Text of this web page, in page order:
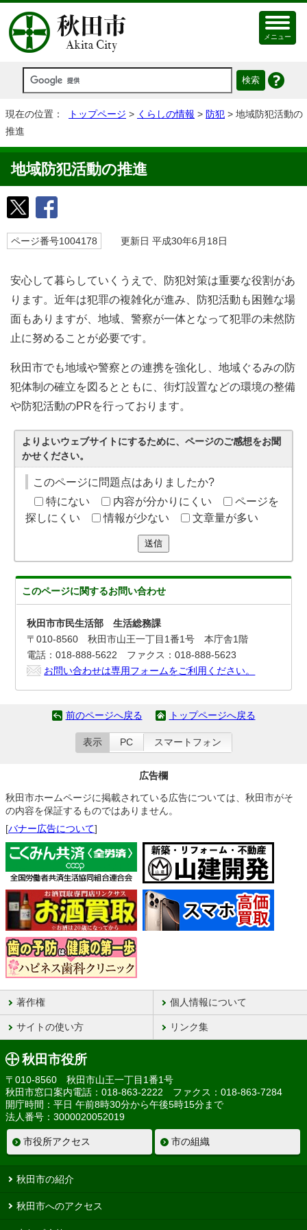
メニュー
現在の位置： トップページ > くらしの情報 > 防犯 > 地域防犯活動の
推進
地域防犯活動の推進
ページ番号1004178 更新日 平成30年6月18日
安心して暮らしていくうえで、防犯対策は重要な役割があ
ります。近年は犯罪の複雑化が進み、防犯活動も困難な場
面もありますが、地域、警察が一体となって犯罪の未然防
止に努めることが必要です。
秋田市でも地域や警察との連携を強化し、地域ぐるみの防
犯体制の確立を図るとともに、街灯設置などの環境の整備
や防犯活動のPRを行っております。
よりよいウェブサイトにするために、ページのご感想をお聞
かせください。
このページに問題点はありましたか?
特にない
内容が分かりにくい
ページを
探しにくい
情報が少ない 文章量が多い
送信
このページに関するお問い合わせ
秋田市市民生活部 生活総務課
〒010-8560 秋田市山王一丁目1番1号 本庁舎1階
電話：018-888-5622 ファクス：018-888-5623
お問い合わせは専用フォームをご利用ください。
前のページへ戻る トップページへ戻る
表示 PC スマートフォン
広告欄
秋田市ホームページに掲載されている広告については、秋田市がそ
の内容を保証するものではありません。
[バナー広告について]
著作権 個人情報について
サイトの使い方 リンク集
秋田市役所
〒010-8560 秋田市山王一丁目1番1号
秋田市窓口案内電話：018-863-2222 ファクス：018-863-7284
開庁時間：平日 午前8時30分から午後5時15分まで
法人番号：3000020052019
市役所アクセス 市の組織
秋田市の紹介
秋田市へのアクセス